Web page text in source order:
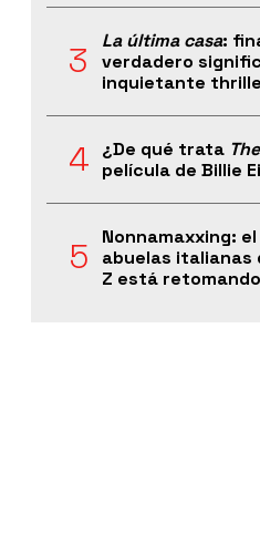
La última casa:
verdadero
inquietante
¿De qué trata
película de Billie
Nonnamaxxing:
abuelas italianas
Z está